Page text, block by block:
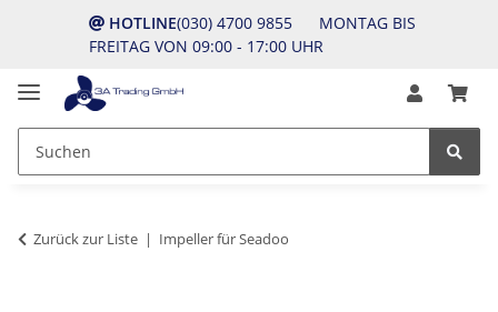
HOTLINE(030) 4700 9855 MONTAG BIS
FREITAG VON 09:00 - 17:00 UHR
Zurück zur Liste Impeller für Seadoo